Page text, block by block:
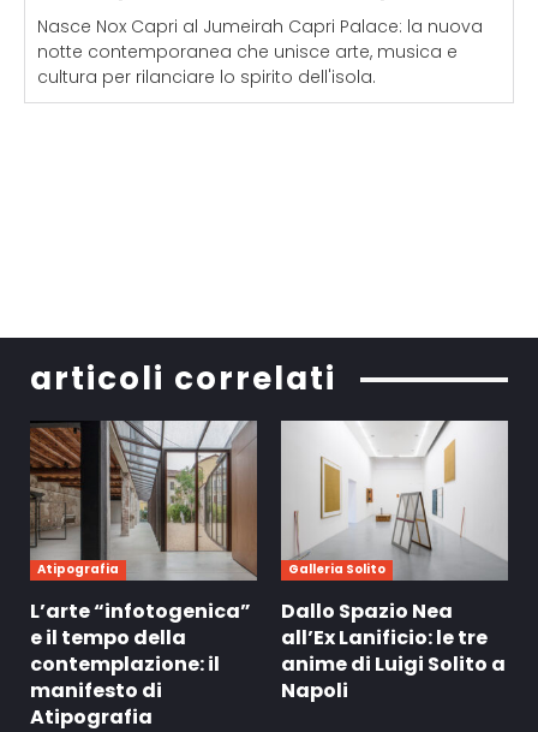
Nasce Nox Capri al Jumeirah Capri Palace: la nuova
notte contemporanea che unisce arte, musica e
cultura per rilanciare lo spirito dell'isola.
articoli correlati
Atipografia
L’arte “infotogenica”
e il tempo della
contemplazione: il
manifesto di
Atipografia
Galleria Solito
Dallo Spazio Nea
all’Ex Lanificio: le tre
anime di Luigi Solito a
Napoli